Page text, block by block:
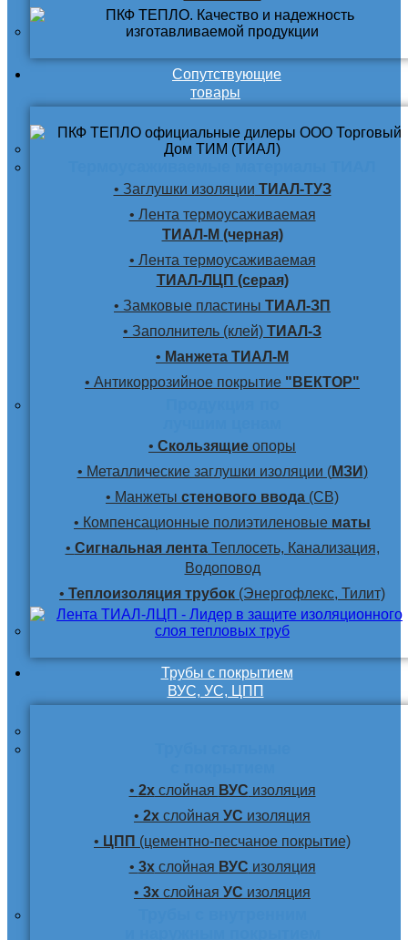
Сопутствующие
товары
• Заглушки изоляции ТИАЛ-ТУЗ
• Лента термоусаживаемая
ТИАЛ-М (черная)
• Лента термоусаживаемая
ТИАЛ-ЛЦП (серая)
• Замковые пластины ТИАЛ-ЗП
• Заполнитель (клей) ТИАЛ-З
• Манжета ТИАЛ-М
• Антикоррозийное покрытие "ВЕКТОР"
• Скользящие опоры
• Металлические заглушки изоляции (МЗИ)
• Манжеты стенового ввода (СВ)
• Компенсационные полиэтиленовые маты
• Сигнальная лентаТеплосеть, Канализация,
Водоповод
• Теплоизоляция трубок (Энергофлекс, Тилит)
Трубы с покрытием
ВУС, УС, ЦПП
• 2хслойная ВУС изоляция
• 2х слойная УС изоляция
• ЦПП (цементно-песчаное покрытие)
• 3хслойная ВУС изоляция
• 3х слойная УС изоляция